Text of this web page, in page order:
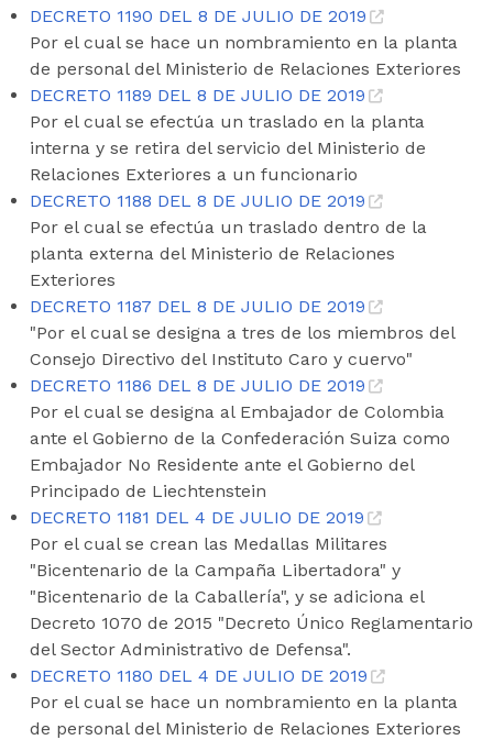
DECRETO 1190 DEL 8 DE JULIO DE 2019
Por el cual se hace un nombramiento en la planta
de personal del Ministerio de Relaciones Exteriores
DECRETO 1189 DEL 8 DE JULIO DE 2019
Por el cual se efectúa un traslado en la planta
interna y se retira del servicio del Ministerio de
Relaciones Exteriores a un funcionario
DECRETO 1188 DEL 8 DE JULIO DE 2019
Por el cual se efectúa un traslado dentro de la
planta externa del Ministerio de Relaciones
Exteriores
DECRETO 1187 DEL 8 DE JULIO DE 2019
"Por el cual se designa a tres de los miembros del
Consejo Directivo del Instituto Caro y cuervo"
DECRETO 1186 DEL 8 DE JULIO DE 2019
Por el cual se designa al Embajador de Colombia
ante el Gobierno de la Confederación Suiza como
Embajador No Residente ante el Gobierno del
Principado de Liechtenstein
DECRETO 1181 DEL 4 DE JULIO DE 2019
Por el cual se crean las Medallas Militares
"Bicentenario de la Campaña Libertadora" y
"Bicentenario de la Caballería", y se adiciona el
Decreto 1070 de 2015 "Decreto Único Reglamentario
del Sector Administrativo de Defensa".
DECRETO 1180 DEL 4 DE JULIO DE 2019
Por el cual se hace un nombramiento en la planta
de personal del Ministerio de Relaciones Exteriores